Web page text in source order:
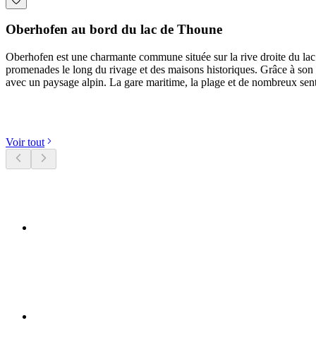
Oberhofen au bord du lac de Thoune
Oberhofen est une charmante commune située sur la rive droite du
promenades le long du rivage et des maisons historiques. Grâce à
avec un paysage alpin. La gare maritime, la plage et de nombreux
Voir tout